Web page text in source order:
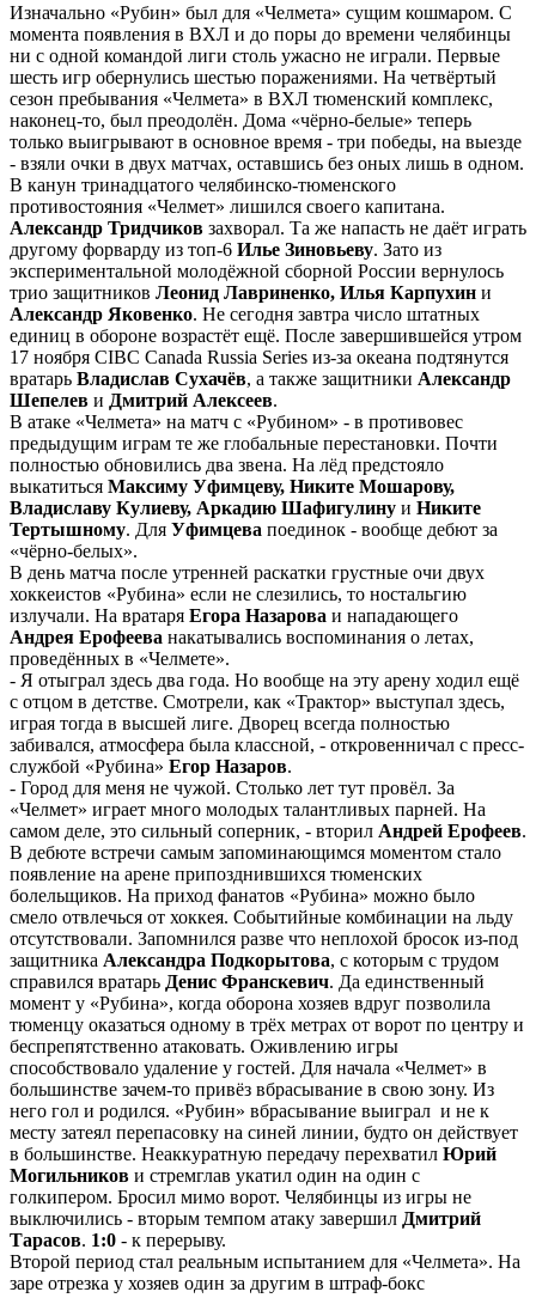
Изначально «Рубин» был для «Челмета» сущим кошмаром. С
момента появления в ВХЛ и до поры до времени челябинцы
ни с одной командой лиги столь ужасно не играли. Первые
шесть игр обернулись шестью поражениями. На четвёртый
сезон пребывания «Челмета» в ВХЛ тюменский комплекс,
наконец-то, был преодолён. Дома «чёрно-белые» теперь
только выигрывают в основное время - три победы, на выезде
- взяли очки в двух матчах, оставшись без оных лишь в одном.
В канун тринадцатого челябинско-тюменского
противостояния «Челмет» лишился своего капитана.
Александр Тридчиков захворал. Та же напасть не даёт играть
другому форварду из топ-6 Илье Зиновьеву. Зато из
экспериментальной молодёжной сборной России вернулось
трио защитников Леонид Лавриненко, Илья Карпухин и
Александр Яковенко. Не сегодня завтра число штатных
единиц в обороне возрастёт ещё. После завершившейся утром
17 ноября CIBC Canada Russia Series из-за океана подтянутся
вратарь Владислав Сухачёв, а также защитники Александр
Шепелев и Дмитрий Алексеев.
В атаке «Челмета» на матч с «Рубином» - в противовес
предыдущим играм те же глобальные перестановки. Почти
полностью обновились два звена. На лёд предстояло
выкатиться Максиму Уфимцеву, Никите Мошарову,
Владиславу Кулиеву, Аркадию Шафигулину и Никите
Тертышному. Для Уфимцева поединок - вообще дебют за
«чёрно-белых».
В день матча после утренней раскатки грустные очи двух
хоккеистов «Рубина» если не слезились, то ностальгию
излучали. На вратаря Егора Назарова и нападающего
Андрея Ерофеева накатывались воспоминания о летах,
проведённых в «Челмете».
- Я отыграл здесь два года. Но вообще на эту арену ходил ещё
с отцом в детстве. Смотрели, как «Трактор» выступал здесь,
играя тогда в высшей лиге. Дворец всегда полностью
забивался, атмосфера была классной, - откровенничал с пресс-
службой «Рубина» Егор Назаров.
- Город для меня не чужой. Столько лет тут провёл. За
«Челмет» играет много молодых талантливых парней. На
самом деле, это сильный соперник, - вторил Андрей Ерофеев.
В дебюте встречи самым запоминающимся моментом стало
появление на арене припозднившихся тюменских
болельщиков. На приход фанатов «Рубина» можно было
смело отвлечься от хоккея. Событийные комбинации на льду
отсутствовали. Запомнился разве что неплохой бросок из-под
защитника Александра Подкорытова, с которым с трудом
справился вратарь Денис Франскевич. Да единственный
момент у «Рубина», когда оборона хозяев вдруг позволила
тюменцу оказаться одному в трёх метрах от ворот по центру и
беспрепятственно атаковать. Оживлению игры
способствовало удаление у гостей. Для начала «Челмет» в
большинстве зачем-то привёз вбрасывание в свою зону. Из
него гол и родился. «Рубин» вбрасывание выиграл и не к
месту затеял перепасовку на синей линии, будто он действует
в большинстве. Неаккуратную передачу перехватил Юрий
Могильников и стремглав укатил один на один с
голкипером. Бросил мимо ворот. Челябинцы из игры не
выключились - вторым темпом атаку завершил Дмитрий
Тарасов. 1:0 - к перерыву.
Второй период стал реальным испытанием для «Челмета». На
заре отрезка у хозяев один за другим в штраф-бокс